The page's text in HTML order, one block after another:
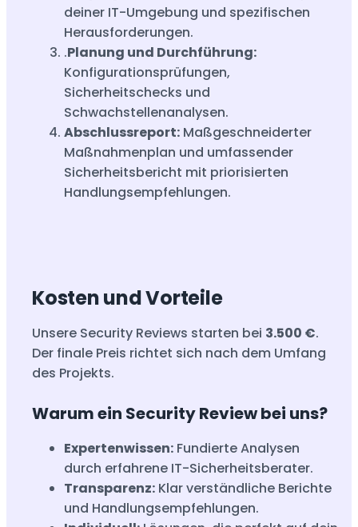
deiner IT-Umgebung und spezifischen
Herausforderungen.
.Planung und Durchführung:
Konfigurationsprüfungen,
Sicherheitschecks und
Schwachstellenanalysen.
Abschlussreport: Maßgeschneiderter
Maßnahmenplan und umfassender
Sicherheitsbericht mit priorisierten
Handlungsempfehlungen.
Kosten und Vorteile
Unsere Security Reviews starten bei 3.500 €.
Der finale Preis richtet sich nach dem Umfang
des Projekts.
Warum ein Security Review bei uns?
Expertenwissen: Fundierte Analysen
durch erfahrene IT-Sicherheitsberater.
Transparenz: Klar verständliche Berichte
und Handlungsempfehlungen.